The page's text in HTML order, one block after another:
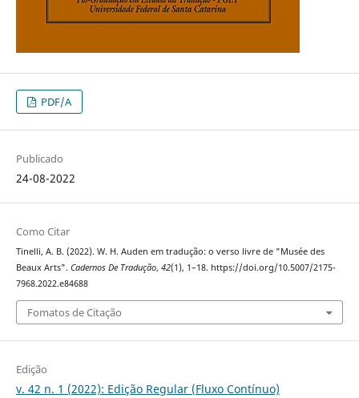
PDF/A
Publicado
24-08-2022
Como Citar
Tinelli, A. B. (2022). W. H. Auden em tradução: o verso livre de "Musée des
Beaux Arts". Cadernos De Tradução, 42(1), 1–18. https://doi.org/10.5007/2175-
7968.2022.e84688
Fomatos de Citação
Edição
v. 42 n. 1 (2022): Edição Regular (Fluxo Contínuo)